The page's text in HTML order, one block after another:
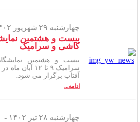
چهارشنبه ۲۹ شهریور ۱۴۰۲ -
بیست و هشتمین
کاشی و سرامیک
بیست و هشتمین
سرامیک ۹ تا ۱۲
آفتاب برگزار می شود.
ادامه...
چهارشنبه ۲۸ تیر ۱۴۰۲ -